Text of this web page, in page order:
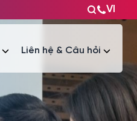
VI
Liên hệ & Câu hỏi